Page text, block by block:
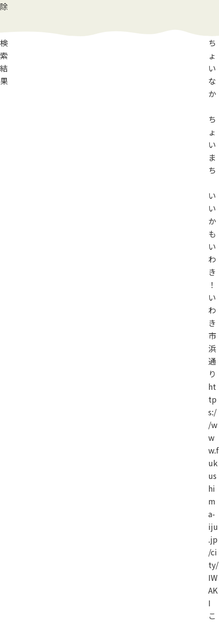
除
検
索
結
果
ち
ょ
い
な
か
ち
ょ
い
ま
ち
い
い
か
も
い
わ
き
！
い
わ
き
市
浜
通
り
ht
tp
s:/
/w
w
w.f
uk
us
hi
m
a-
iju
.jp
/ci
ty/
IW
AK
I
こ